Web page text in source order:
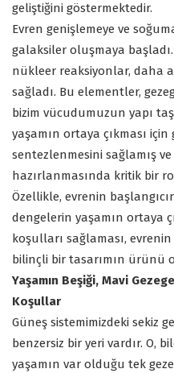
geliştiğini göstermektedir.
Evren genişlemeye ve
galaksiler oluşmaya
nükleer reaksiyonlar, daha
sağladı. Bu elementler,
bizim vücudumuzun yapı
yaşamın ortaya çıkması
sentezlenmesini sağlamış
hazırlanmasında kritik bir
Özellikle, evrenin
dengelerin yaşamın ortaya
koşulları sağlaması,
bilinçli bir tasarımın ürünü
Yaşamın Beşiği, Mavi
Koşullar
Güneş sistemimizdeki sekiz
benzersiz bir yeri vardır. O,
yaşamın var olduğu tek